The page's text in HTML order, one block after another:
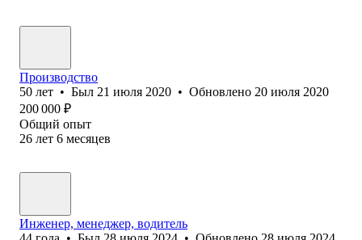
Производство
50 лет • Был 21 июля 2020 • Обновлено 20 июля 2020
200 000 ₽
Общий опыт
26 лет 6 месяцев
Инженер, менеджер, водитель